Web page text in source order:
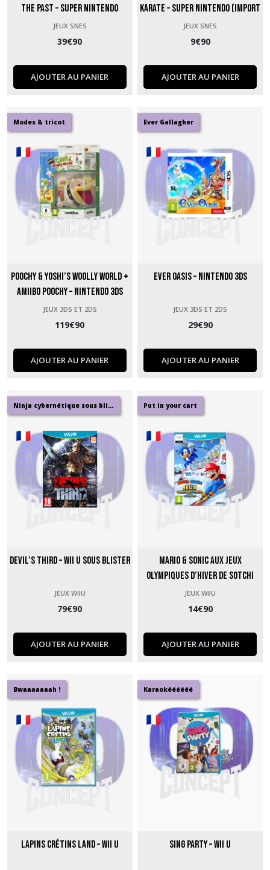
the Past – Super Nintendo
(Import US)
JEUX SNES
39€90
AJOUTER AU PANIER
Karate – Super Nintendo (Import
US)
JEUX SNES
9€90
AJOUTER AU PANIER
Modes & tricot
Poochy & Yoshi’s Woolly World +
Amiibo Poochy – Nintendo 3DS
sous blister
JEUX 3DS ET 2DS
119€90
AJOUTER AU PANIER
Ever Gallagher
Ever Oasis – Nintendo 3DS
JEUX 3DS ET 2DS
29€90
AJOUTER AU PANIER
Ninja cybernétique sous blister
Devil’s Third – Wii U sous blister
JEUX WIIU
79€90
AJOUTER AU PANIER
Put in your cart
Mario & Sonic aux Jeux
Olympiques d’Hiver de Sotchi
2014 – Wii U
JEUX WIIU
14€90
AJOUTER AU PANIER
Bwaaaaaaah !
Lapins Crétins Land – Wii U
Karaokéééééé
Sing Party – Wii U